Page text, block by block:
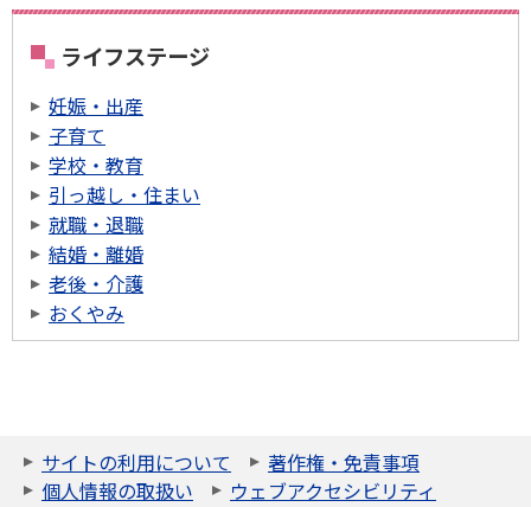
ライフステージ
妊娠・出産
子育て
学校・教育
引っ越し・住まい
就職・退職
結婚・離婚
老後・介護
おくやみ
サイトの利用について
著作権・免責事項
個人情報の取扱い
ウェブアクセシビリティ